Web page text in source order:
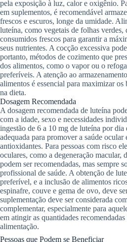
pela exposição à luz, calor e oxigênio.
em suplementos, é recomendável
frescos e escuros, longe da umidade.
luteína, como vegetais de folhas verdes,
consumidos frescos para garantir a
seus nutrientes. A cocção excessiva
portanto, métodos de cozimento que
dos alimentos, como o vapor ou o
preferíveis. A atenção ao
alimentos é essencial para maximizar os
na dieta.
Dosagem Recomendada
A dosagem recomendada de luteína
com a idade, sexo e necessidades
ingestão de 6 a 10 mg de luteína por dia
adequada para promover a saúde ocular
antioxidantes. Para pessoas com risco
oculares, como a degeneração macular,
podem ser recomendadas, mas sempre
profissional de saúde. A obtenção de
preferível, e a inclusão de alimentos
espinafre, couve e gema de ovo, deve
suplementação deve ser considerada
complementar, especialmente para
em atingir as quantidades recomendadas
alimentação.
Pessoas que Podem se Beneficiar